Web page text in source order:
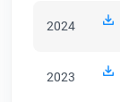
2024
2023